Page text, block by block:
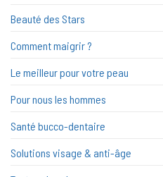
Beauté des Stars
Comment maigrir ?
Le meilleur pour votre peau
Pour nous les hommes
Santé bucco-dentaire
Solutions visage & anti-âge